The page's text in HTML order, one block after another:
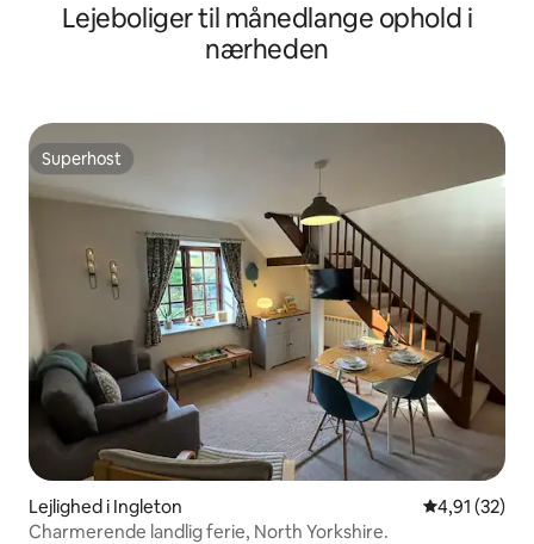
Lejeboliger til månedlange ophold i
nærheden
Superhost
Superhost
Lejlighed i Ingleton 4,91 ud af 5
4,91 (32)
Charmerende landlig ferie, North Yorkshire.